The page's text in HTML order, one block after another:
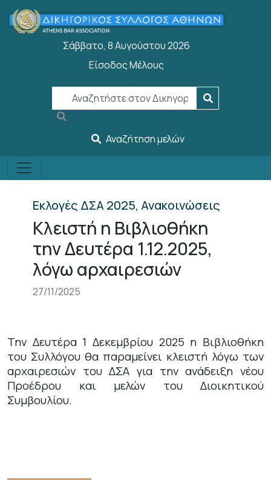
Παράκαμψη προς το κυρίως περιεχόμενο
Σάββατο, 8 Αυγούστου 2026
User account menu
Είσοδος Μέλους
Αναζήτηση μελών
Εκλογές ΔΣΑ 2025, Ανακοινώσεις
Κλειστή η Βιβλιοθήκη
την Δευτέρα 1.12.2025,
λόγω αρχαιρεσιών
27/11/2025
Την Δευτέρα 1 Δεκεμβρίου 2025 η Βιβλιοθήκη
του Συλλόγου θα παραμείνει κλειστή λόγω των
αρχαιρεσιών του ΔΣΑ για την ανάδειξη νέου
Προέδρου και μελών του Διοικητικού
Συμβουλίου.